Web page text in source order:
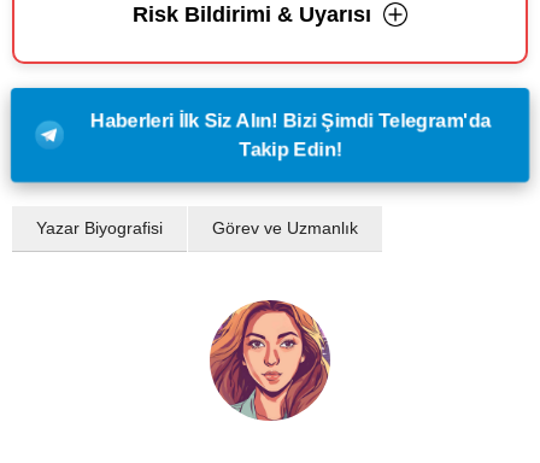
Risk Bildirimi & Uyarısı
Haberleri İlk Siz Alın! Bizi Şimdi Telegram'da
Takip Edin!
Yazar Biyografisi Görev ve Uzmanlık